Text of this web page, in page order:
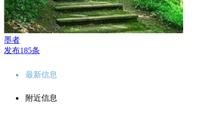
墨者
发布185条
最新信息
附近信息